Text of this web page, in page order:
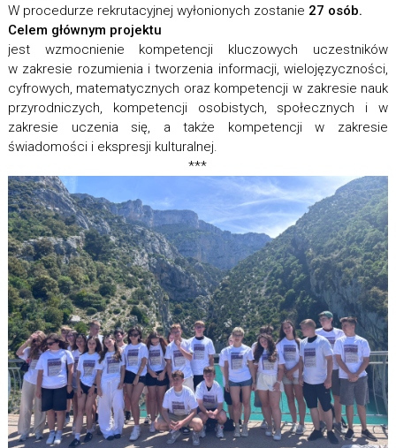
W procedurze rekrutacyjnej wyłonionych zostanie 27 osób.
Celem głównym projektu
jest wzmocnienie kompetencji kluczowych uczestników
w zakresie rozumienia i tworzenia informacji, wielojęzyczności,
cyfrowych, matematycznych oraz kompetencji w zakresie nauk
przyrodniczych, kompetencji osobistych, społecznych i w
zakresie uczenia się, a także kompetencji w zakresie
świadomości i ekspresji kulturalnej.
***